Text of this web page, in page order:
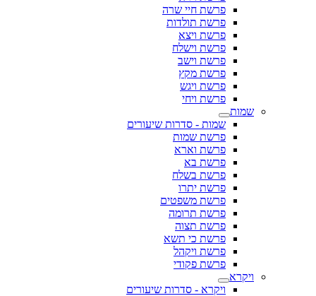
פרשת חיי שרה
פרשת תולדות
פרשת ויצא
פרשת וישלח
פרשת וישב
פרשת מקץ
פרשת ויגש
פרשת ויחי
שמות
שמות - סדרות שיעורים
פרשת שמות
פרשת וארא
פרשת בא
פרשת בשלח
פרשת יתרו
פרשת משפטים
פרשת תרומה
פרשת תצוה
פרשת כי תשא
פרשת ויקהל
פרשת פקודי
ויקרא
ויקרא - סדרות שיעורים